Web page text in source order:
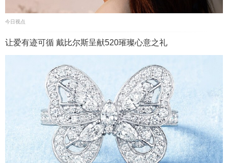
今日视点
让爱有迹可循 戴比尔斯呈献520璀璨心意之礼